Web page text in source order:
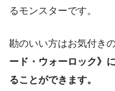
るモンスターです。
勘のいい方はお気付きの
ード・ウォーロック》
ることができます。